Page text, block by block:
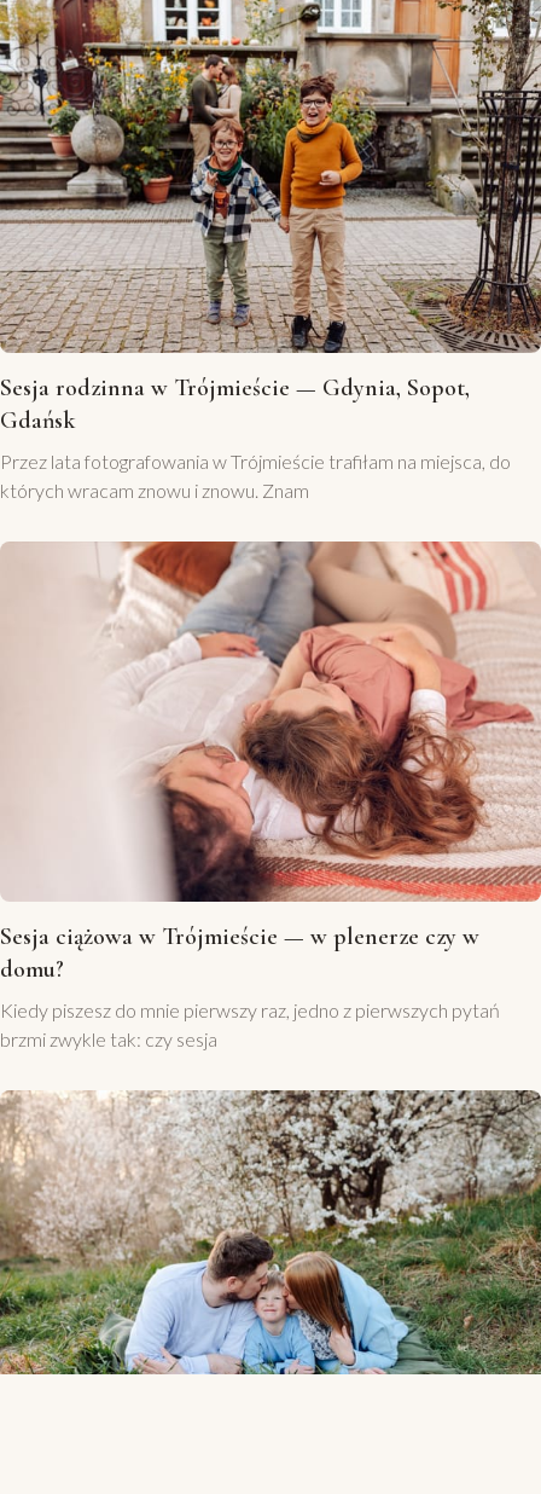
Sesja rodzinna w Trójmieście — Gdynia, Sopot,
Gdańsk
Przez lata fotografowania w Trójmieście trafiłam na miejsca, do
których wracam znowu i znowu. Znam
Sesja ciążowa w Trójmieście — w plenerze czy w
domu?
Kiedy piszesz do mnie pierwszy raz, jedno z pierwszych pytań
brzmi zwykle tak: czy sesja